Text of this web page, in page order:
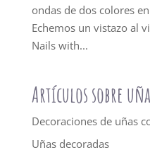
ondas de dos colores
Echemos un vistazo al
Nails with...
Artículos sobre
Decoraciones de uñas
Uñas decoradas